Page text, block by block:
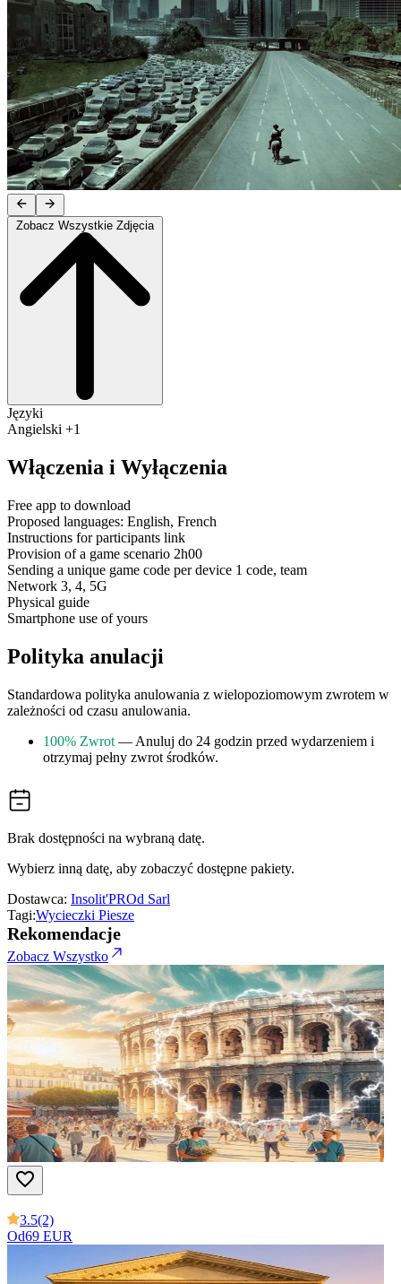
Języki
Angielski +1
Włączenia i Wyłączenia
Free app to download
Proposed languages: English, French
Instructions for participants link
Provision of a game scenario 2h00
Sending a unique game code per device 1 code, team
Network 3, 4, 5G
Physical guide
Smartphone use of yours
Polityka anulacji
Standardowa polityka anulowania z wielopoziomowym zwrotem w
zależności od czasu anulowania.
100% Zwrot — Anuluj do 24 godzin przed wydarzeniem i
otrzymaj pełny zwrot środków.
Brak dostępności na wybraną datę.
Wybierz inną datę, aby zobaczyć dostępne pakiety.
Dostawca: Insolit'PROd Sarl
Tagi:Wycieczki Piesze
Rekomendacje
Zobacz Wszystko
3.5(2)
Od69 EUR